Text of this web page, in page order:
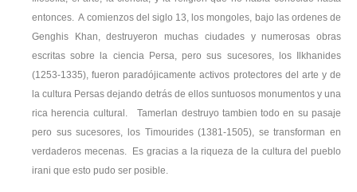
entonces. A comienzos del siglo 13, los mongoles, bajo las ordenes de
Genghis Khan, destruyeron muchas ciudades y numerosas obras
escritas sobre la ciencia Persa, pero sus sucesores, los Ilkhanides
(1253-1335), fueron paradójicamente activos protectores del arte y de
la cultura Persas dejando detrás de ellos suntuosos monumentos y una
rica herencia cultural. Tamerlan destruyo tambien todo en su pasaje
pero sus sucesores, los Timourides (1381-1505), se transforman en
verdaderos mecenas. Es gracias a la riqueza de la cultura del pueblo
irani que esto pudo ser posible.